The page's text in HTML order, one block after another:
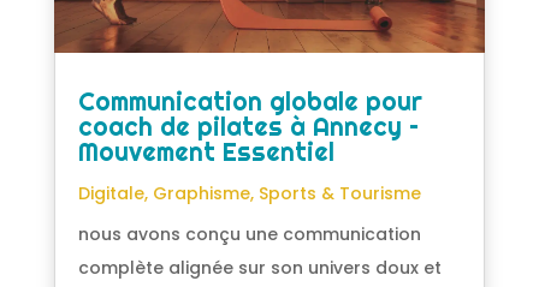
Communication globale pour
coach de pilates à Annecy –
Mouvement Essentiel
Digitale, Graphisme, Sports & Tourisme
nous avons conçu une communication
complète alignée sur son univers doux et